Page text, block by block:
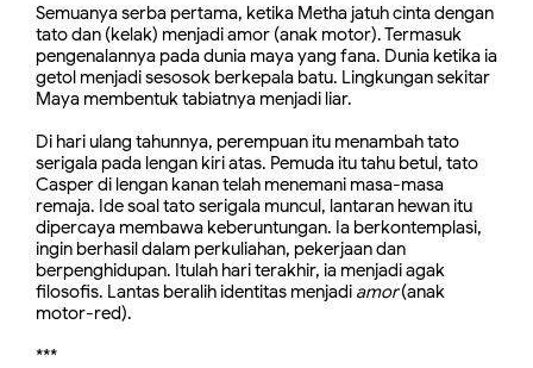
Semuanya serba pertama, ketika Metha jatuh cinta dengan
tato dan (kelak) menjadi amor (anak motor). Termasuk
pengenalannya pada dunia maya yang fana. Dunia ketika ia
getol menjadi sesosok berkepala batu. Lingkungan sekitar
Maya membentuk tabiatnya menjadi liar.
Di hari ulang tahunnya, perempuan itu menambah tato
serigala pada lengan kiri atas. Pemuda itu tahu betul, tato
Casper di lengan kanan telah menemani masa-masa
remaja. Ide soal tato serigala muncul, lantaran hewan itu
dipercaya membawa keberuntungan. Ia berkontemplasi,
ingin berhasil dalam perkuliahan, pekerjaan dan
berpenghidupan. Itulah hari terakhir, ia menjadi agak
filosofis. Lantas beralih identitas menjadi amor(anak
motor-red).
***